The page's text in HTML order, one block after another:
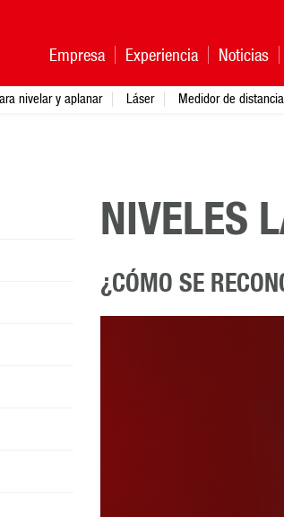
NIVELES
¿CÓMO SE
Empresa Experiencia Noticias
nivelar y aplanar Láser Medidor de